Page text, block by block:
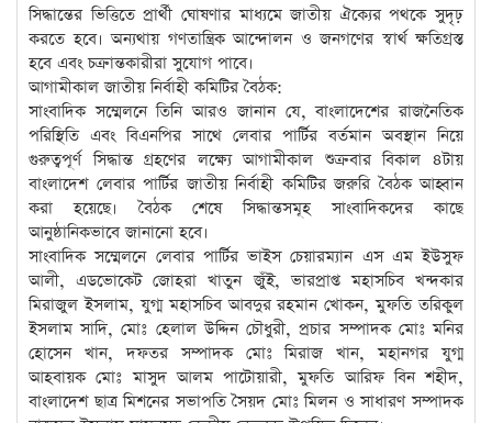
সিদ্ধান্তের ভিত্তিতে প্রার্থী ঘোষণার মাধ্যমে জাতীয় ঐক্যের পথকে সুদৃঢ়
করতে হবে। অন্যথায় গণতান্ত্রিক আন্দোলন ও জনগণের স্বার্থ ক্ষতিগ্রস্ত
হবে এবং চক্রান্তকারীরা সুযোগ পাবে।
আগামীকাল জাতীয় নির্বাহী কমিটির বৈঠক:
সাংবাদিক সম্মেলনে তিনি আরও জানান যে, বাংলাদেশের রাজনৈতিক
পরিস্থিতি এবং বিএনপির সাথে লেবার পার্টির বর্তমান অবস্থান নিয়ে
গুরুত্বপূর্ণ সিদ্ধান্ত গ্রহণের লক্ষ্যে আগামীকাল শুক্রবার বিকাল ৪টায়
বাংলাদেশ লেবার পার্টির জাতীয় নির্বাহী কমিটির জরুরি বৈঠক আহ্বান
করা হয়েছে। বৈঠক শেষে সিদ্ধান্তসমূহ সাংবাদিকদের কাছে
আনুষ্ঠানিকভাবে জানানো হবে।
সাংবাদিক সম্মেলনে লেবার পার্টির ভাইস চেয়ারম্যান এস এম ইউসুফ
আলী, এডভোকেট জোহরা খাতুন জুঁই, ভারপ্রাপ্ত মহাসচিব খন্দকার
মিরাজুল ইসলাম, যুগ্ম মহাসচিব আবদুর রহমান খোকন, মুফতি তরিকুল
ইসলাম সাদি, মোঃ হেলাল উদ্দিন চৌধুরী, প্রচার সম্পাদক মোঃ মনির
হোসেন খান, দফতর সম্পাদক মোঃ মিরাজ খান, মহানগর যুগ্ম
আহবায়ক মোঃ মাসুদ আলম পাটোয়ারী, মুফতি আরিফ বিন শহীদ,
বাংলাদেশ ছাত্র মিশনের সভাপতি সৈয়দ মোঃ মিলন ও সাধারণ সম্পাদক